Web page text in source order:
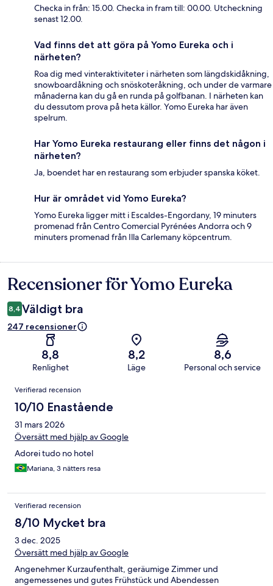
Checka in från: 15.00. Checka in fram till: 00.00. Utcheckning
senast 12.00.
Vad finns det att göra på Yomo Eureka och i
närheten?
Roa dig med vinteraktiviteter i närheten som längdskidåkning,
snowboardåkning och snöskoteråkning, och under de varmare
månaderna kan du gå en runda på golfbanan. I närheten kan
du dessutom prova på heta källor. Yomo Eureka har även
spelrum.
Har Yomo Eureka restaurang eller finns det någon i
närheten?
Ja, boendet har en restaurang som erbjuder spanska köket.
Hur är området vid Yomo Eureka?
Yomo Eureka ligger mitt i Escaldes-Engordany, 19 minuters
promenad från Centro Comercial Pyrénées Andorra och 9
minuters promenad från Illa Carlemany köpcentrum.
Recensioner
Recensioner för Yomo Eureka
8,4 Väldigt bra
247 recensioner
8,8
Renlighet
8,2
Läge
8,6
Personal och service
Recensioner
Verifierad recension
10/10 Enastående
31 mars 2026
Översätt med hjälp av Google
Adorei tudo no hotel
Mariana, 3 nätters resa
Verifierad recension
8/10 Mycket bra
3 dec. 2025
Översätt med hjälp av Google
Angenehmer Kurzaufenthalt, geräumige Zimmer und
angemessenes und gutes Frühstück und Abendessen